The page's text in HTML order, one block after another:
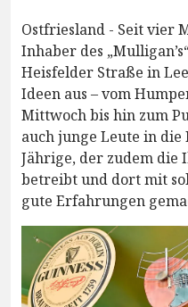
Ostfriesland - Seit vier
Inhaber des
Heisfelder Straße in
Ideen aus – vom
Mittwoch bis hin zum
auch junge Leute in die
Jährige, der zudem die
betreibt und dort mit
gute Erfahrungen